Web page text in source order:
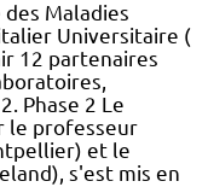
Maladies
Universitaire (
12 partenaires
Phase 2 Le
le professeur
et le
s'est mis en